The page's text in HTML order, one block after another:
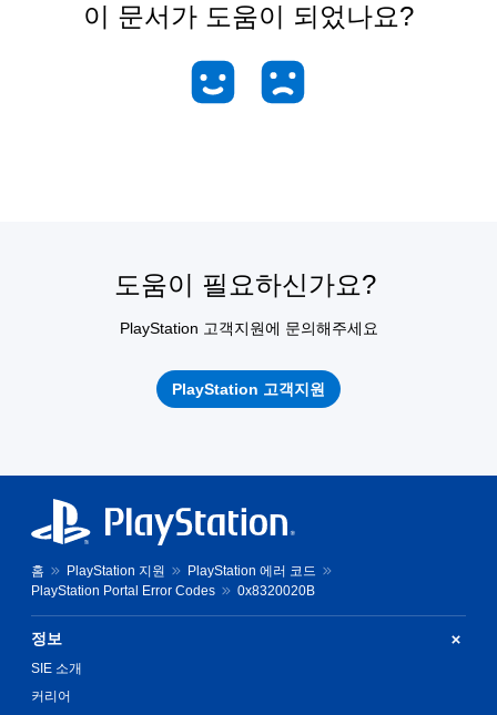
이 문서가 도움이 되었나요?
도움이 필요하신가요?
PlayStation 고객지원에 문의해주세요
PlayStation 고객지원
홈 PlayStation 지원
PlayStation 에러 코드
PlayStation Portal Error Codes
0x8320020B
정보
SIE 소개
커리어